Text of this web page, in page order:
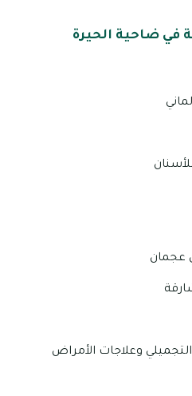
في ضاحية الحيرة
عجمان
وعلاجات الأمراض